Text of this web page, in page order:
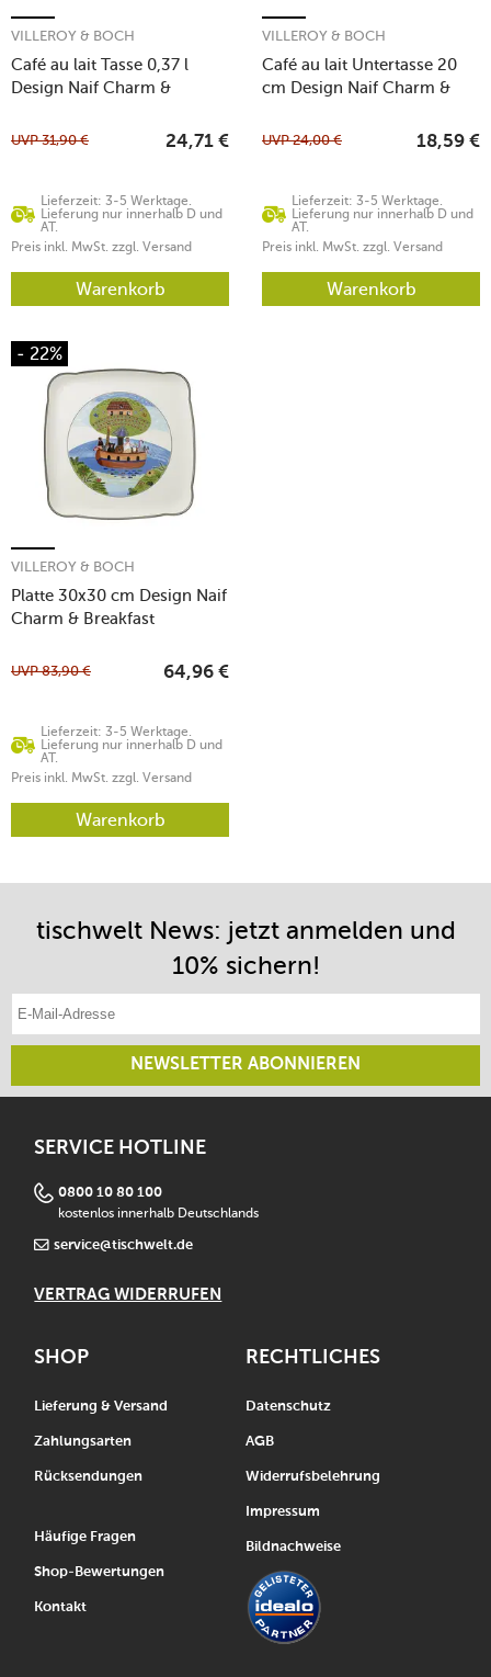
Café au lait Tasse 0,37 l
Design Naif Charm &
VILLEROY & BOCH
Lieferzeit: 3-5 Werktage.
Lieferung nur innerhalb D und
AT.
UVP31,90 € 24,71 €
Preis inkl. MwSt. zzgl. Versand
Warenkorb
Café au lait Untertasse 20
cm Design Naif Charm &
VILLEROY & BOCH
Lieferzeit: 3-5 Werktage.
Lieferung nur innerhalb D und
AT.
UVP24,00 € 18,59 €
Preis inkl. MwSt. zzgl. Versand
Warenkorb
- 22%
Platte 30x30 cm Design Naif
Charm & Breakfast
VILLEROY & BOCH
Lieferzeit: 3-5 Werktage.
Lieferung nur innerhalb D und
AT.
UVP83,90 € 64,96 €
Preis inkl. MwSt. zzgl. Versand
Warenkorb
tischwelt News: jetzt anmelden und
10% sichern!
E-Mail-Adresse eintragen
NEWSLETTER ABONNIEREN
SERVICE HOTLINE
0800 10 80 100
kostenlos innerhalb Deutschlands
service@tischwelt.de
VERTRAG WIDERRUFEN
SHOP
Lieferung & Versand
Zahlungsarten
Rücksendungen
Häufige Fragen
Shop-Bewertungen
Kontakt
RECHTLICHES
Datenschutz
AGB
Widerrufsbelehrung
Impressum
Bildnachweise